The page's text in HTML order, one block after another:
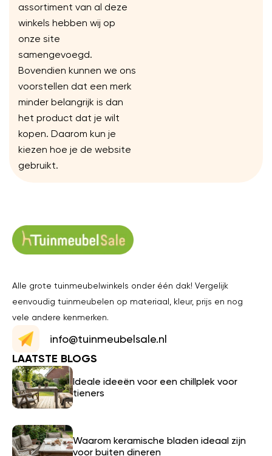
assortiment van al deze
winkels hebben wij op
onze site
samengevoegd.
Bovendien kunnen we ons
voorstellen dat een merk
minder belangrijk is dan
het product dat je wilt
kopen. Daarom kun je
kiezen hoe je de website
gebruikt.
Alle grote tuinmeubelwinkels onder één dak! Vergelijk
eenvoudig tuinmeubelen op materiaal, kleur, prijs en nog
vele andere kenmerken.
info@tuinmeubelsale.nl
LAATSTE BLOGS
Ideale ideeën voor een chillplek voor
tieners
Waarom keramische bladen ideaal zijn
voor buiten dineren